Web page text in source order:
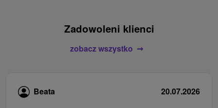
Zadowoleni klienci
zobacz wszystko
Beata 20.07.2026